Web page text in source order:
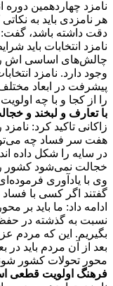
نامزد چهاردهمین دوره
هر نامزدی باید به
دقت داشته باشد، گفت:
نامزد انتخابات باید
چالش‌های اساسی اش
وجود دارد. نامزد
پیشرفت در ابعاد مختلف
را از کجا و با چه
با تعارف و لبخند و
زاکانی تاکید کرد:
هفت سر فساد چه
در سایه را شکل داده
خجالت نمی‌شود کشور
گفتند اگر کسی با
ادامه داد: ما باید بر
نسبت به گذشته در
بگیریم. این که مردم
بعد از آن مردم باید
محور تحولات کشور
فرهنگ اولویت قطعی